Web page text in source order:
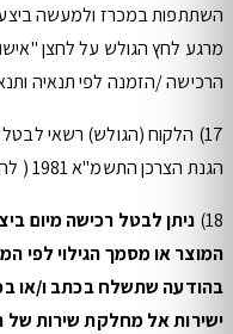
השתתפות במכרז ולמעשה
מרגע לחץ הגולש על לחצן
הרכישה /הזמנה לפי תנאיה
17) הלקוח (הגולש) רשאי
הגנת הצרכן התשמ"א 1981 ( להלן: החוק).
18)
המוצר או מסמך הגילוי לפי
בהודעה שתשלח בכתב ו/או
ישירות אל מחלקת שירות